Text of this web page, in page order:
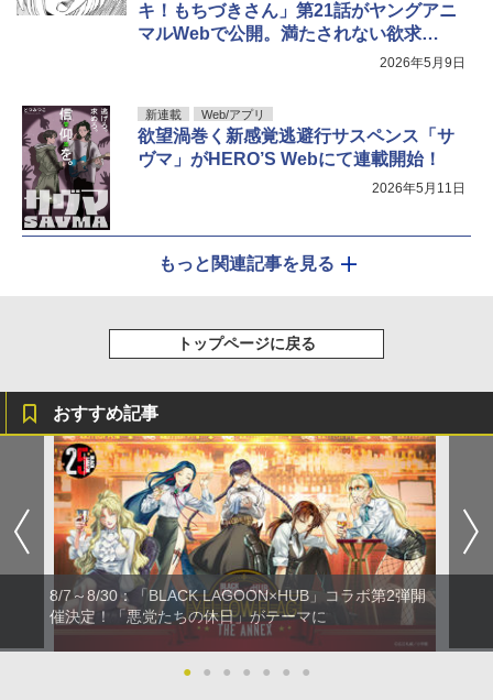
キ！もちづきさん」第21話がヤングアニ
マルWebで公開。満たされない欲求
2026年5月9日
新連載 Web/アプリ
欲望渦巻く新感覚逃避行サスペンス「サ
ヴマ」がHERO’S Webにて連載開始！
2026年5月11日
もっと関連記事を見る
トップページに戻る
おすすめ記事
8/7～8/30：「BLACK LAGOON×HUB」コラボ第2弾開
催決定！「悪党たちの休日」がテーマに
● ● ● ● ● ● ●